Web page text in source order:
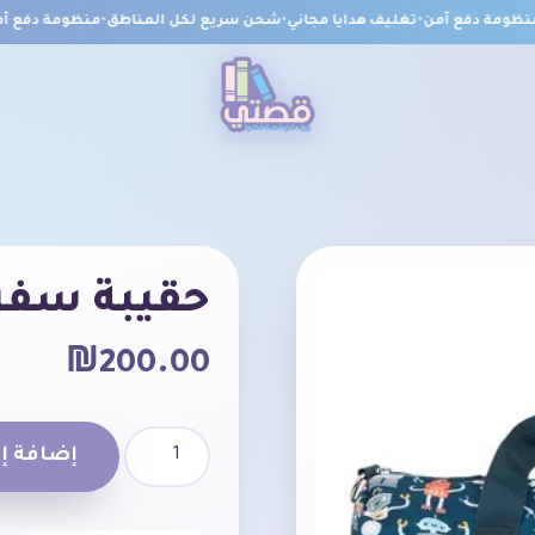
دفع آمن•تغليف هدايا مجاني•شحن سريع لكل المناطق•منظومة دفع
حقيبة
₪200.00
إضافة